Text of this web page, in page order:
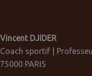
Vincent DJIDER
Coach sportif |
75000 PARIS